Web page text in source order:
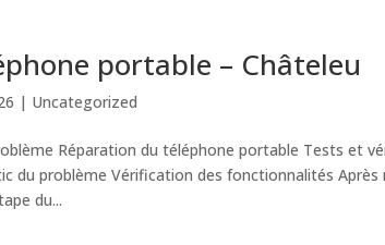
portable – Châteleu
| Uncategorized
Réparation du téléphone portable Tests et
du problème Vérification des fonctionnalités
du...